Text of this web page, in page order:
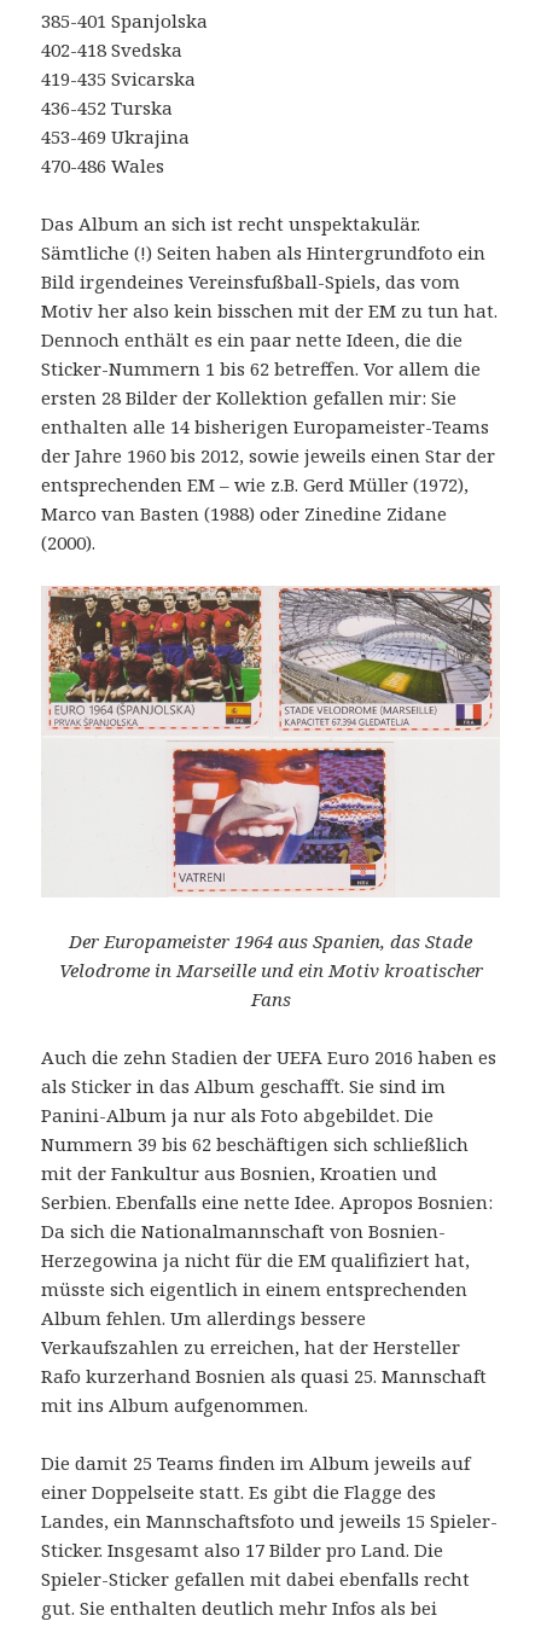
385-401 Spanjolska
402-418 Svedska
419-435 Svicarska
436-452 Turska
453-469 Ukrajina
470-486 Wales
Das Album an sich ist recht unspektakulär.
Sämtliche (!) Seiten haben als Hintergrundfoto ein
Bild irgendeines Vereinsfußball-Spiels, das vom
Motiv her also kein bisschen mit der EM zu tun hat.
Dennoch enthält es ein paar nette Ideen, die die
Sticker-Nummern 1 bis 62 betreffen. Vor allem die
ersten 28 Bilder der Kollektion gefallen mir: Sie
enthalten alle 14 bisherigen Europameister-Teams
der Jahre 1960 bis 2012, sowie jeweils einen Star der
entsprechenden EM – wie z.B. Gerd Müller (1972),
Marco van Basten (1988) oder Zinedine Zidane
(2000).
Der Europameister 1964 aus Spanien, das Stade
Velodrome in Marseille und ein Motiv kroatischer
Fans
Auch die zehn Stadien der UEFA Euro 2016 haben es
als Sticker in das Album geschafft. Sie sind im
Panini-Album ja nur als Foto abgebildet. Die
Nummern 39 bis 62 beschäftigen sich schließlich
mit der Fankultur aus Bosnien, Kroatien und
Serbien. Ebenfalls eine nette Idee. Apropos Bosnien:
Da sich die Nationalmannschaft von Bosnien-
Herzegowina ja nicht für die EM qualifiziert hat,
müsste sich eigentlich in einem entsprechenden
Album fehlen. Um allerdings bessere
Verkaufszahlen zu erreichen, hat der Hersteller
Rafo kurzerhand Bosnien als quasi 25. Mannschaft
mit ins Album aufgenommen.
Die damit 25 Teams finden im Album jeweils auf
einer Doppelseite statt. Es gibt die Flagge des
Landes, ein Mannschaftsfoto und jeweils 15 Spieler-
Sticker. Insgesamt also 17 Bilder pro Land. Die
Spieler-Sticker gefallen mit dabei ebenfalls recht
gut. Sie enthalten deutlich mehr Infos als bei